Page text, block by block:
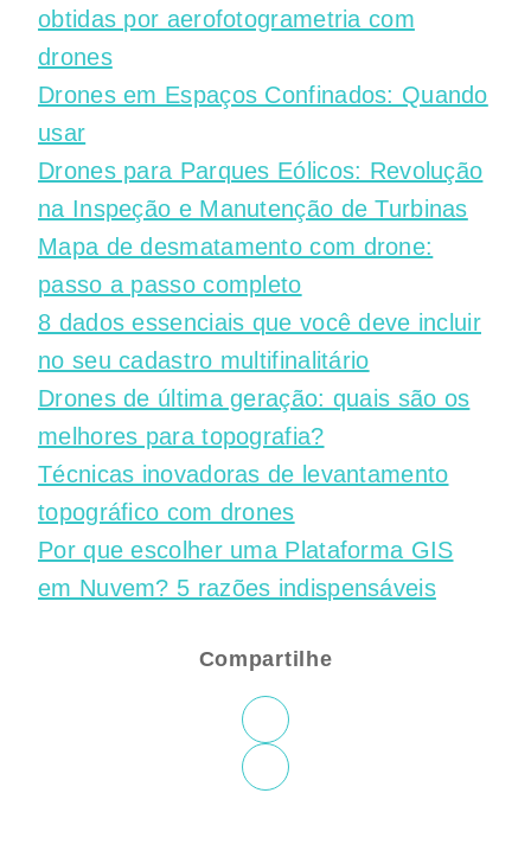
obtidas por aerofotogrametria com
drones
Drones em Espaços Confinados: Quando
usar
Drones para Parques Eólicos: Revolução
na Inspeção e Manutenção de Turbinas
Mapa de desmatamento com drone:
passo a passo completo
8 dados essenciais que você deve incluir
no seu cadastro multifinalitário
Drones de última geração: quais são os
melhores para topografia?
Técnicas inovadoras de levantamento
topográfico com drones
Por que escolher uma Plataforma GIS
em Nuvem? 5 razões indispensáveis
Compartilhe